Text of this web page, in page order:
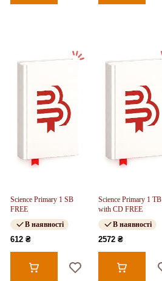
Science Primary 1 SB
FREE
В наявності
612 ₴
Science Primary 1 TB
with CD FREE
В наявності
2572 ₴